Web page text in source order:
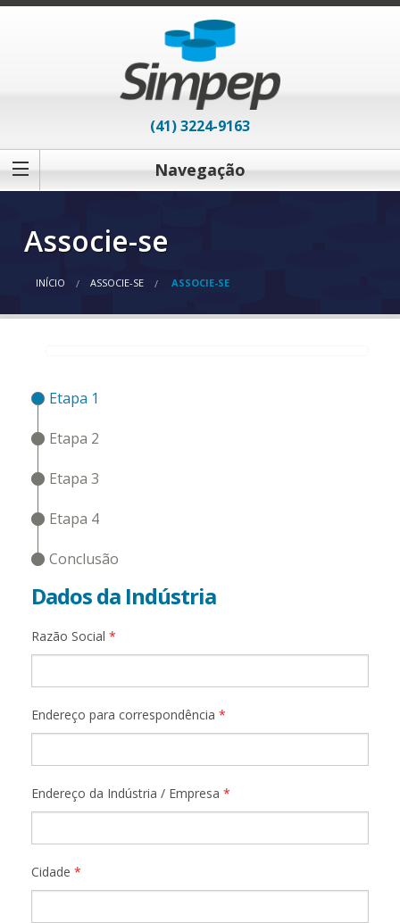
(41) 3224-9163
Navegação
Associe-se
INÍCIO ASSOCIE-SE ASSOCIE-SE
Etapa 1
Etapa 2
Etapa 3
Etapa 4
Conclusão
Dados da Indústria
Razão Social *
Endereço para correspondência *
Endereço da Indústria / Empresa *
Cidade *